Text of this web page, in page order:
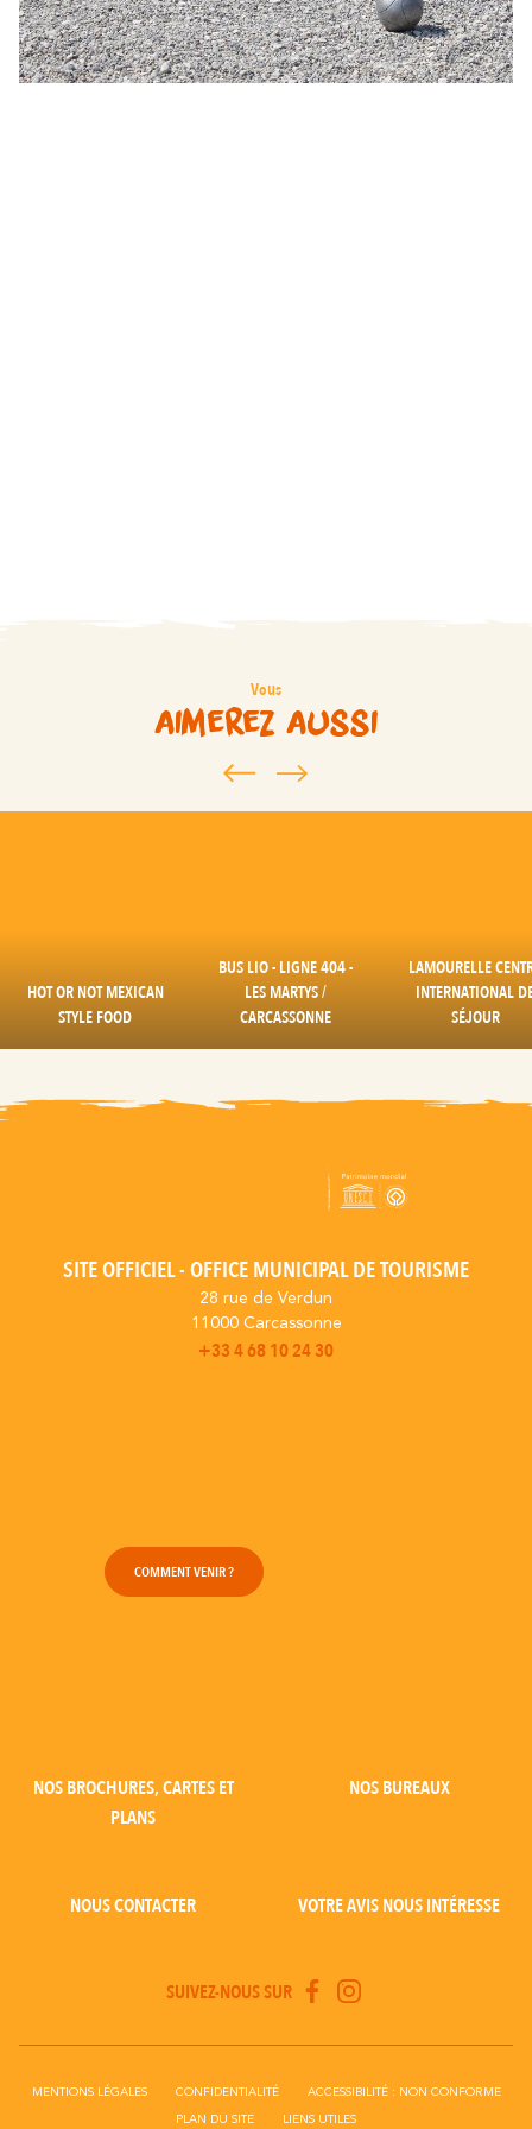
Vous
aimerez aussi
HOT OR NOT MEXICAN
STYLE FOOD
BUS LIO - LIGNE 404 -
LES MARTYS /
CARCASSONNE
LAMOURELLE
INTERNATIONAL
SÉJOUR
SITE OFFICIEL - OFFICE MUNICIPAL DE TOURISME
28 rue de Verdun
11000 Carcassonne
+33 4 68 10 24 30
COMMENT VENIR ?
NOS BROCHURES, CARTES ET
PLANS
NOS BUREAUX
NOUS CONTACTER VOTRE AVIS NOUS INTÉRESSE
SUIVEZ-NOUS SUR
MENTIONS LÉGALES CONFIDENTIALITÉ ACCESSIBILITÉ : NON CONFORME
PLAN DU SITE LIENS UTILES